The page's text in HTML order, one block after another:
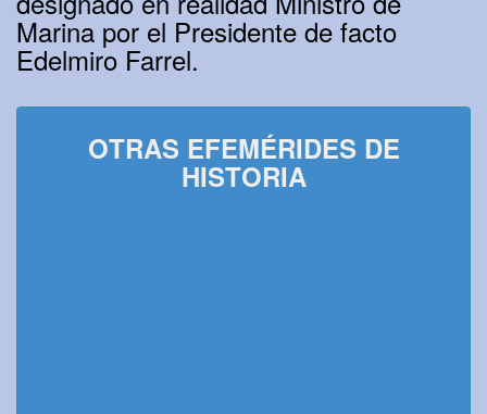
Marina por el Presidente de facto
Edelmiro Farrel.
OTRAS EFEMÉRIDES DE
HISTORIA